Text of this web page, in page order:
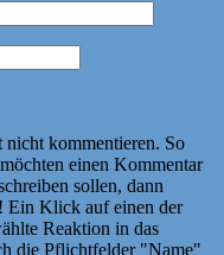
kommentieren. So
einen Kommentar
sollen, dann
Klick auf einen der
Reaktion in das
die Pflichtfelder "Name"